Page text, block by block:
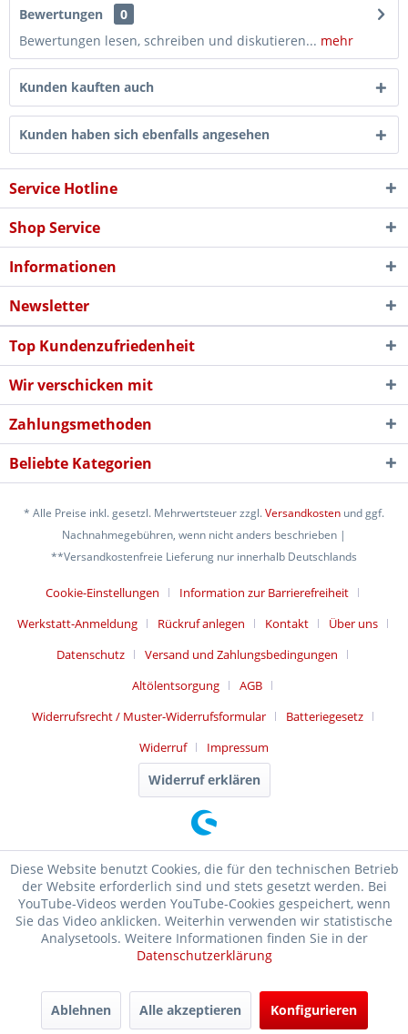
Bewertungen
0
Bewertungen lesen, schreiben und diskutieren... mehr
Kunden kauften auch
Kunden haben sich ebenfalls angesehen
Service Hotline
Shop Service
Informationen
Newsletter
Top Kundenzufriedenheit
Wir verschicken mit
Zahlungsmethoden
Beliebte Kategorien
* Alle Preise inkl. gesetzl. Mehrwertsteuer zzgl.Versandkosten und ggf.
Nachnahmegebühren, wenn nicht anders beschrieben |
**Versandkostenfreie Lieferung nur innerhalb Deutschlands
Cookie-Einstellungen
Information zur Barrierefreiheit
Werkstatt-Anmeldung
Rückruf anlegen Kontakt
Über uns
Datenschutz
Versand und Zahlungsbedingungen
Altölentsorgung
AGB
Widerrufsrecht / Muster-Widerrufsformular
Batteriegesetz
Widerruf
Impressum
Widerruf erklären
Diese Website benutzt Cookies, die für den technischen Betrieb
der Website erforderlich sind und stets gesetzt werden. Bei
YouTube-Videos werden YouTube-Cookies gespeichert, wenn
Sie das Video anklicken. Weiterhin verwenden wir statistische
Analysetools. Weitere Informationen finden Sie in der
Datenschutzerklärung
Ablehnen Alle akzeptieren Konfigurieren
SEHR GUT (4.99 / 5)
aus17476
Bewertungen bei: ebay.de, shopvote.de ⓘ
Informationen zur Echtheit der Bewertungen